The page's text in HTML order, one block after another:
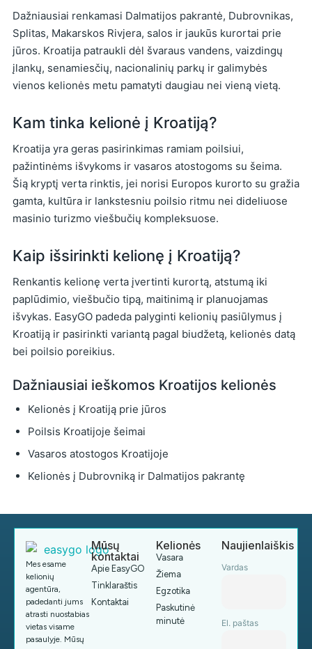
Dažniausiai renkamasi Dalmatijos pakrantė, Dubrovnikas,
Splitas, Makarskos Rivjera, salos ir jaukūs kurortai prie
jūros. Kroatija patraukli dėl švaraus vandens, vaizdingų
įlankų, senamiesčių, nacionalinių parkų ir galimybės
vienos kelionės metu pamatyti daugiau nei vieną vietą.
Kam tinka kelionė į Kroatiją?
Kroatija yra geras pasirinkimas ramiam poilsiui,
pažintinėms išvykoms ir vasaros atostogoms su šeima.
Šią kryptį verta rinktis, jei norisi Europos kurorto su gražia
gamta, kultūra ir lankstesniu poilsio ritmu nei dideliuose
masinio turizmo viešbučių kompleksuose.
Kaip išsirinkti kelionę į Kroatiją?
Renkantis kelionę verta įvertinti kurortą, atstumą iki
paplūdimio, viešbučio tipą, maitinimą ir planuojamas
išvykas. EasyGO padeda palyginti kelionių pasiūlymus į
Kroatiją ir pasirinkti variantą pagal biudžetą, kelionės datą
bei poilsio poreikius.
Dažniausiai ieškomos Kroatijos kelionės
Kelionės į Kroatiją prie jūros
Poilsis Kroatijoje šeimai
Vasaros atostogos Kroatijoje
Kelionės į Dubrovniką ir Dalmatijos pakrantę
Mes esame
kelionių
agentūra,
padedanti jums
atrasti nuostabias
vietas visame
pasaulyje. Mūsų
Mūsų
kontaktai
Apie EasyGO
Tinklaraštis
Kontaktai
Kelionės
Vasara
Žiema
Egzotika
Paskutinė
minutė
Naujienlaiškis
Vardas
El. paštas